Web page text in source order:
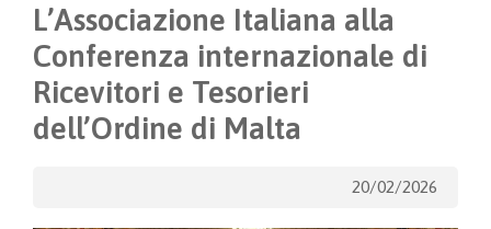
L’Associazione Italiana alla
Conferenza internazionale di
Ricevitori e Tesorieri
dell’Ordine di Malta
20/02/2026